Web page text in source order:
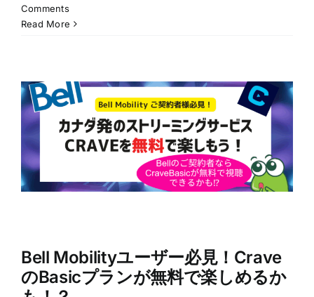
Comments
Read More
Bell Mobilityユーザー必見！Crave
のBasicプランが無料で楽しめるか